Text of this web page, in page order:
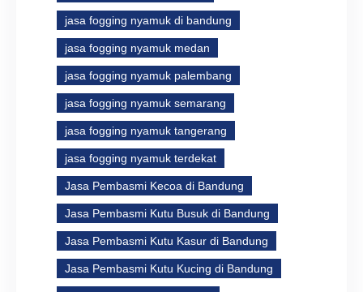
jasa fogging nyamuk di bandung
jasa fogging nyamuk medan
jasa fogging nyamuk palembang
jasa fogging nyamuk semarang
jasa fogging nyamuk tangerang
jasa fogging nyamuk terdekat
Jasa Pembasmi Kecoa di Bandung
Jasa Pembasmi Kutu Busuk di Bandung
Jasa Pembasmi Kutu Kasur di Bandung
Jasa Pembasmi Kutu Kucing di Bandung